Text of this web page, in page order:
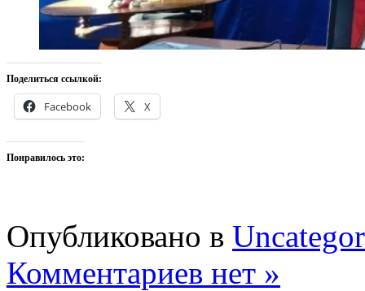
Поделиться ссылкой:
Facebook X
Понравилось это:
Опубликовано в
Комментариев нет »